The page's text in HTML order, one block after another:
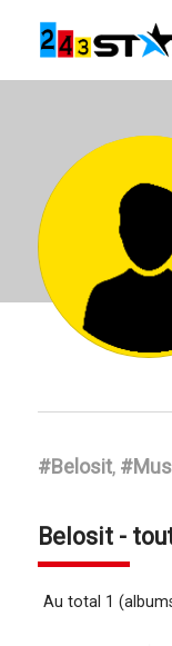
#Belosit,
Belosit -
Au total 1